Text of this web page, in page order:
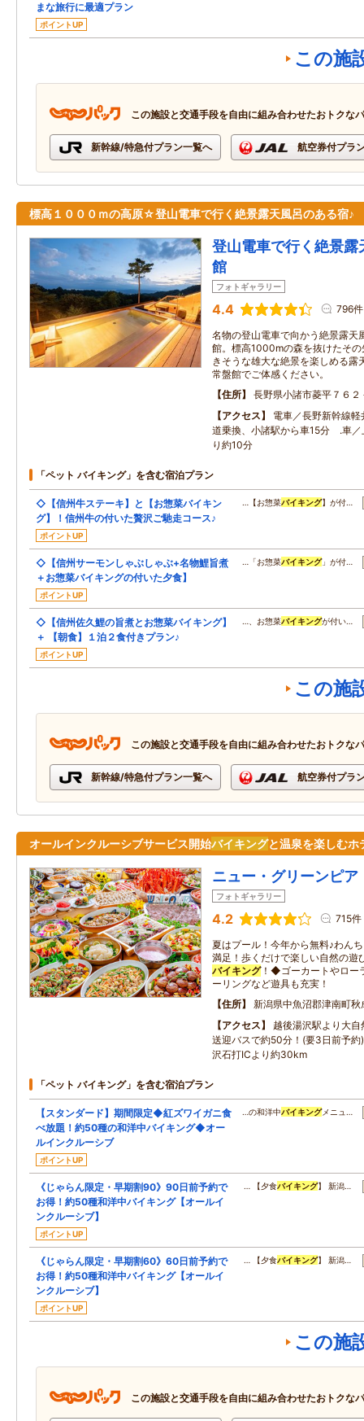
まな旅行に最適プラン
ポイントUP
この施
この施設と交通手段を自由に組み合わせたおトクな
新幹線/特急付プラン一覧へ 航空券付プラ
標高１０００ｍの高原☆登山電車で行く絶景露天風呂のある宿♪
登山電車で行く絶景
館
フォトギャラリー
4.4 796件
名物の登山電車で向かう絶景露天
館。標高1000mの森を抜けたそ
きそうな雄大な絶景を楽しめる露
常盤館でご体感ください。
住所
長野県小諸市菱平７６２
アクセス
電車／長野新幹線
道乗換、小諸駅から車15分 .車／
り約10分
「ペット バイキング」を含む宿泊プラン
◇【信州牛ステーキ】と【お惣菜バイキン
グ】！信州牛の付いた贅沢ご馳走コース♪
ポイントUP
…【お惣菜バイキング】が付…
◇【信州サーモンしゃぶしゃぶ+名物鯉旨煮
＋お惣菜バイキングの付いた夕食】
ポイントUP
…「お惣菜バイキング」が付…
◇【信州佐久鯉の旨煮とお惣菜バイキング】
＋ 【朝食】１泊２食付きプラン♪
ポイントUP
…、お惣菜バイキングが付い…
この施
この施設と交通手段を自由に組み合わせたおトクな
新幹線/特急付プラン一覧へ 航空券付プラ
オールインクルーシブサービス開始バイキングと温泉を楽しむホ
ニュー・グリーンピ
フォトギャラリー
4.2 715件
夏はプール！今年から無料♪わん
満足！歩くだけで楽しい自然の
バイキング！◆ゴーカートやロー
ーリングなど遊具も充実！
住所
新潟県中魚沼郡津南町
アクセス
越後湯沢駅より大
送迎バスで約50分！(要3日前予約
沢石打ICより約30km
「ペット バイキング」を含む宿泊プラン
【スタンダード】期間限定◆紅ズワイガニ食
べ放題！約50種の和洋中バイキング◆オー
ルインクルーシブ
ポイントUP
…の和洋中バイキングメニュ…
《じゃらん限定・早期割90》90日前予約で
お得！約50種和洋中バイキング【オールイ
ンクルーシブ】
ポイントUP
… 【夕食バイキング】 新潟…
《じゃらん限定・早期割60》60日前予約で
お得！約50種和洋中バイキング【オールイ
ンクルーシブ】
ポイントUP
… 【夕食バイキング】 新潟…
この施
この施設と交通手段を自由に組み合わせたおトクな